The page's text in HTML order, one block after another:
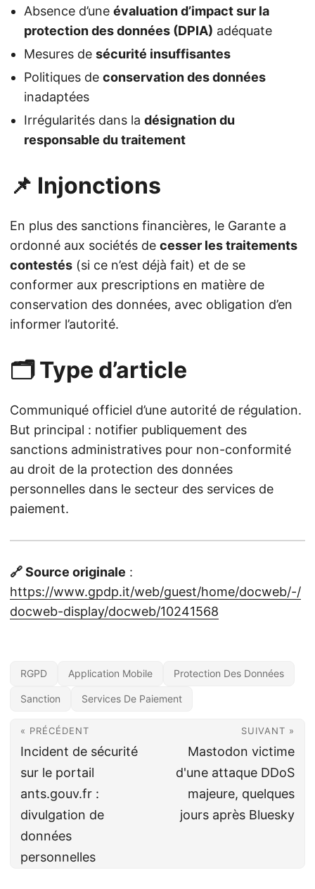
Absence d’une évaluation d’impact sur la
protection des données (DPIA) adéquate
Mesures de sécurité insuffisantes
Politiques de conservation des données
inadaptées
Irrégularités dans la désignation du
responsable du traitement
📌 Injonctions
En plus des sanctions financières, le Garante a
ordonné aux sociétés de cesser les traitements
contestés (si ce n’est déjà fait) et de se
conformer aux prescriptions en matière de
conservation des données, avec obligation d’en
informer l’autorité.
🗂️ Type d’article
Communiqué officiel d’une autorité de régulation.
But principal : notifier publiquement des
sanctions administratives pour non-conformité
au droit de la protection des données
personnelles dans le secteur des services de
paiement.
🔗 Source originale :
https://www.gpdp.it/web/guest/home/docweb/-/
docweb-display/docweb/10241568
RGPD Application Mobile Protection Des Données
Sanction Services De Paiement
« PRÉCÉDENT
Incident de sécurité
sur le portail
ants.gouv.fr :
divulgation de
données
personnelles
SUIVANT »
Mastodon victime
d'une attaque DDoS
majeure, quelques
jours après Bluesky